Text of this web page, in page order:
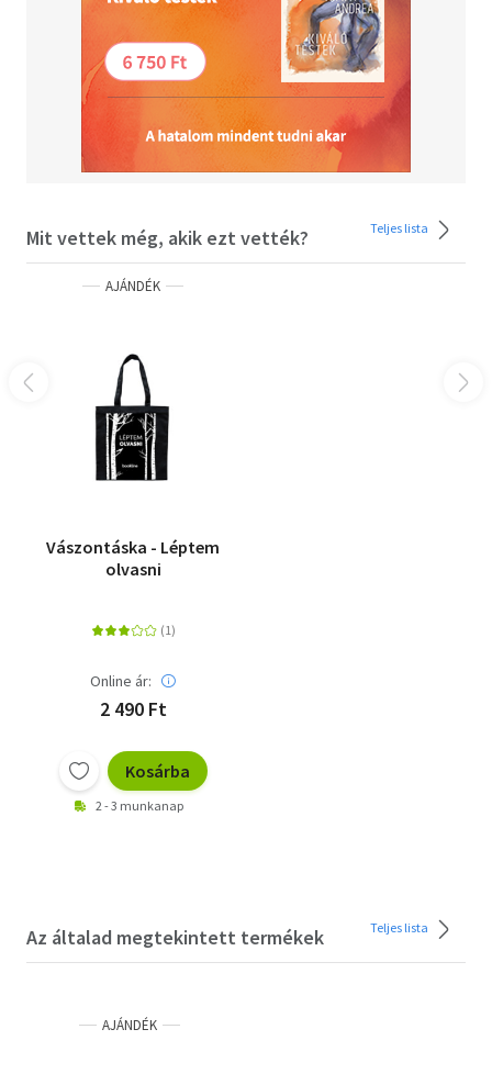
Mit vettek még, akik ezt vették? Teljes lista
AJÁNDÉK
Vászontáska - Léptem
olvasni
Online ár:
2 490 Ft
Kosárba
2 - 3 munkanap
Az általad megtekintett termékek Teljes lista
AJÁNDÉK